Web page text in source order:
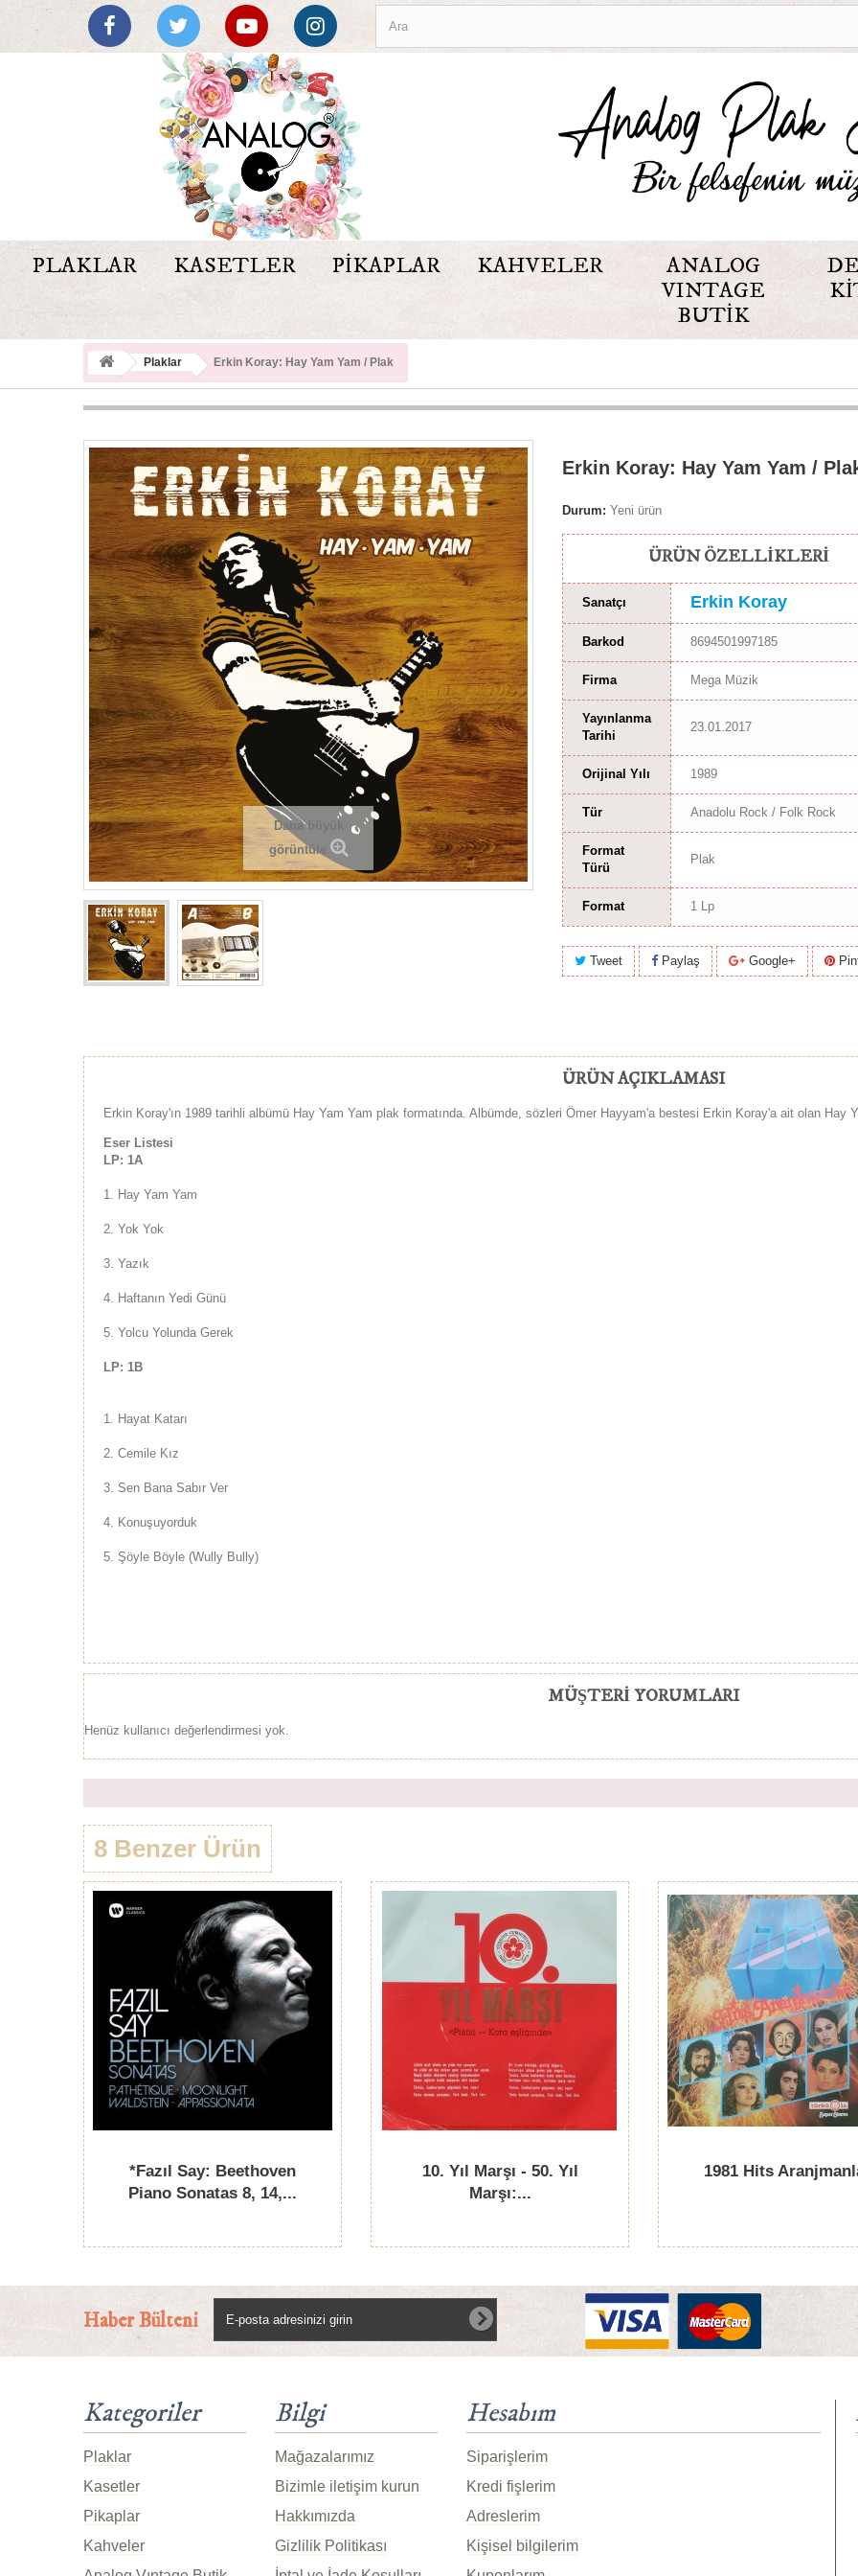
PLAKLAR KASETLER PIKAPLAR KAHVELER
ANALOG
VINTAGE
BUTIK
Plaklar Erkin Koray: Hay Yam Yam / Plak
Daha büyük
görüntüle
Erkin Koray: Hay Yam Yam /
Durum: Yeni ürün
ÜRÜN ÖZELLIKLERI
Sanatçı Erkin Koray
Barkod 8694501997185
Firma Mega Müzik
Yayınlanma
Tarihi
23.01.2017
Orijinal Yılı 1989
Tür Anadolu Rock / Folk Rock
Format
Türü
Plak
Format 1 Lp
Tweet Paylaş Google+
ÜRÜN AÇIKLAMASI
Erkin Koray'ın 1989 tarihli albümü Hay Yam Yam plak formatında. Albümde, sözleri Ömer Hayyam'a bestesi Erkin Koray'a ait olan Hay
Eser Listesi
LP: 1A
1. Hay Yam Yam
2. Yok Yok
3. Yazık
4. Haftanın Yedi Günü
5. Yolcu Yolunda Gerek
LP: 1B
1. Hayat Katarı
2. Cemile Kız
3. Sen Bana Sabır Ver
4. Konuşuyorduk
5. Şöyle Böyle (Wully Bully)
MÜŞTERI YORUMLARI
Henüz kullanıcı değerlendirmesi yok.
8 Benzer Ürün
*Fazıl Say: Beethoven
Piano Sonatas 8, 14,...
10. Yıl Marşı - 50. Yıl
Marşı:...
1981 Hits
Haber Bülteni
Kategoriler
Plaklar
Kasetler
Pikaplar
Kahveler
Bilgi
Mağazalarımız
Bizimle iletişim kurun
Hakkımızda
Gizlilik Politikası
Hesabım
Siparişlerim
Kredi fişlerim
Adreslerim
Kişisel bilgilerim